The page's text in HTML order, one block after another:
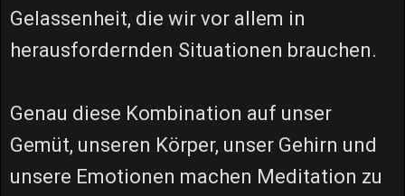
Gelassenheit, die wir vor allem in
herausfordernden Situationen brauchen.
Genau diese Kombination auf unser
Gemüt, unseren Körper, unser Gehirn und
unsere Emotionen machen Meditation zu